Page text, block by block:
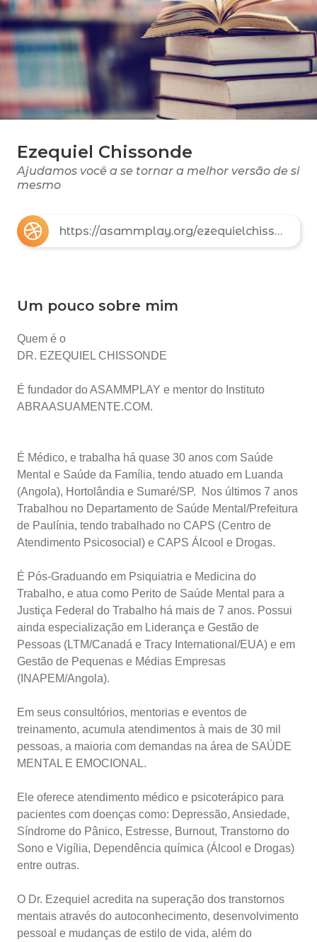
Ezequiel Chissonde
Ajudamos você a se tornar a melhor versão de si
mesmo
https://asammplay.org/ezequielchissonde
Um pouco sobre mim
Quem é o
DR. EZEQUIEL CHISSONDE
É fundador do ASAMMPLAY e mentor do Instituto
ABRAASUAMENTE.COM.
É Médico, e trabalha há quase 30 anos com Saúde
Mental e Saúde da Família, tendo atuado em Luanda
(Angola), Hortolândia e Sumaré/SP. Nos últimos 7 anos
Trabalhou no Departamento de Saúde Mental/Prefeitura
de Paulínia, tendo trabalhado no CAPS (Centro de
Atendimento Psicosocial) e CAPS Álcool e Drogas.
É Pós-Graduando em Psiquiatria e Medicina do
Trabalho, e atua como Perito de Saúde Mental para a
Justiça Federal do Trabalho há mais de 7 anos. Possui
ainda especialização em Liderança e Gestão de
Pessoas (LTM/Canadá e Tracy International/EUA) e em
Gestão de Pequenas e Médias Empresas
(INAPEM/Angola).
Em seus consultórios, mentorias e eventos de
treinamento, acumula atendimentos à mais de 30 mil
pessoas, a maioria com demandas na área de SAÚDE
MENTAL E EMOCIONAL.
Ele oferece atendimento médico e psicoterápico para
pacientes com doenças como: Depressão, Ansiedade,
Síndrome do Pânico, Estresse, Burnout, Transtorno do
Sono e Vigília, Dependência química (Álcool e Drogas)
entre outras.
O Dr. Ezequiel acredita na superação dos transtornos
mentais através do autoconhecimento, desenvolvimento
pessoal e mudanças de estilo de vida, além do